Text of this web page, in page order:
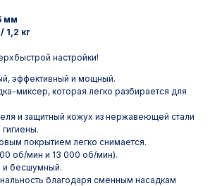
мм
/ 1,2 кг
настройки!
эффективный и мощный.
миксер, которая легко разбирается для
и защитный кожух из нержавеющей стали
покрытием легко снимается.
об/мин и 13 000 об/мин).
и бесшумный.
благодаря сменным насадкам